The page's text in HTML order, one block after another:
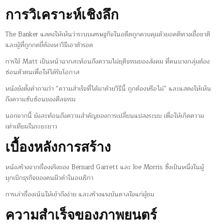
การวิเคราะห์เชิงลึก
The Banker แสดงให้เห็นว่าระบบเศรษฐกิจในอดีตถูกควบคุมด้วยอคติทางเชื้อชาติ
และผู้ที่ถูกกดขี่ต้องหาวิธีเอาตัวรอด
การใช้ Matt เป็นหน้าฉากสะท้อนถึงความไม่ยุติธรรมของสังคม ที่คนบางกลุ่มต้อง
ซ่อนตัวตนเพื่อให้ได้รับโอกาส
หนังยังตั้งคำถามว่า “ความสำเร็จที่ได้มาด้วยวิธีนี้ ถูกต้องหรือไม่” และแสดงให้เห็น
ถึงความซับซ้อนของศีลธรรม
นอกจากนี้ ยังสะท้อนถึงความสำคัญของการเปลี่ยนแปลงระบบ เพื่อให้เกิดความ
เท่าเทียมในระยะยาว
เบื้องหลังการสร้าง
หนังสร้างจากเรื่องจริงของ Bernard Garrett และ Joe Morris ซึ่งเป็นหนึ่งในผู้
บุกเบิกธุรกิจของคนผิวดำในอเมริกา
การเล่าเรื่องเน้นให้เข้าถึงง่าย และสร้างแรงบันดาลใจแก่ผู้ชม
ความสำเร็จของภาพยนตร์